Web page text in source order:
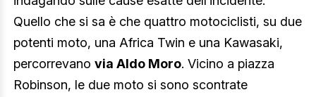
Quello che si sa è che quattro motociclisti, su due
potenti moto, una Africa Twin e una Kawasaki,
percorrevano via Aldo Moro. Vicino a piazza
Robinson, le due moto si sono scontrate